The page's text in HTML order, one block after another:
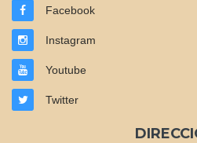
Facebook
Instagram
Youtube
Twitter